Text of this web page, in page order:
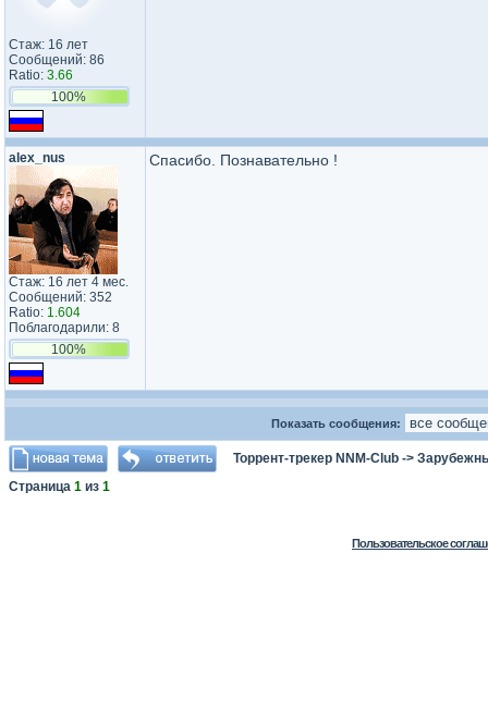
Стаж: 16 лет
Сообщений: 86
Ratio: 3.66
100%
alex_nus
Стаж: 16 лет 4 мес.
Сообщений: 352
Ratio: 1.604
Поблагодарили: 8
100%
Спасибо. Познавательно !
Показать сообщения:
Торрент-трекер NNM-Club ->
Страница 1 из 1
Пользовательское